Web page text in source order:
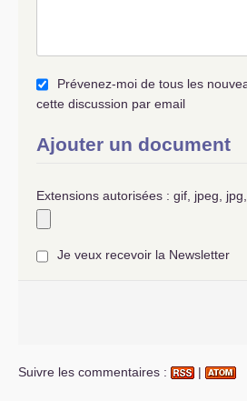
Prévenez-moi de tous les
cette discussion par email
Ajouter un document
Extensions autorisées : gif, jpeg,
Je veux recevoir la Newsletter
Suivre les commentaires : |